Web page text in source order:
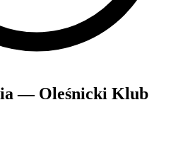
— Oleśnicki Klub